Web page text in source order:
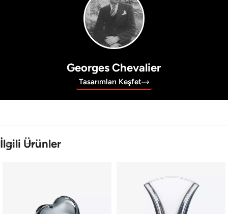
Georges Chevalier
Tasarımları Keşfet
İlgili Ürünler